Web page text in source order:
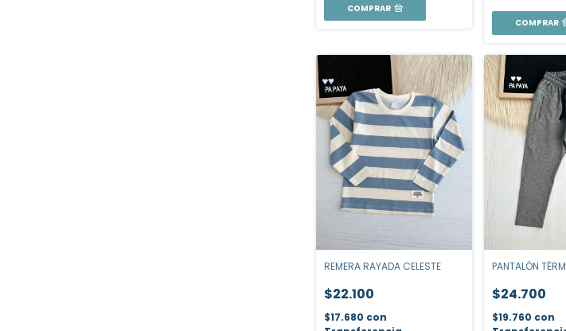
COMPRAR
COMPRAR
REMERA RAYADA CELESTE
$22.100
$17.680 con
PANTALÓN
$24.700
$19.760 con